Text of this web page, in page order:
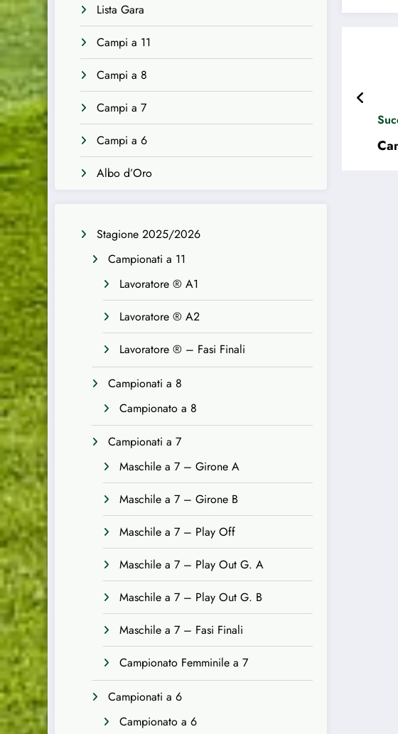
Lista Gara
Campi a 11
Campi a 8
Campi a 7
Campi a 6
Albo d’Oro
Stagione 2025/2026
Campionati a 11
Lavoratore ® A1
Lavoratore ® A2
Lavoratore ® – Fasi Finali
Campionati a 8
Campionato a 8
Campionati a 7
Maschile a 7 – Girone A
Maschile a 7 – Girone B
Maschile a 7 – Play Off
Maschile a 7 – Play Out G. A
Maschile a 7 – Play Out G. B
Maschile a 7 – Fasi Finali
Campionato Femminile a 7
Campionati a 6
Campionato a 6